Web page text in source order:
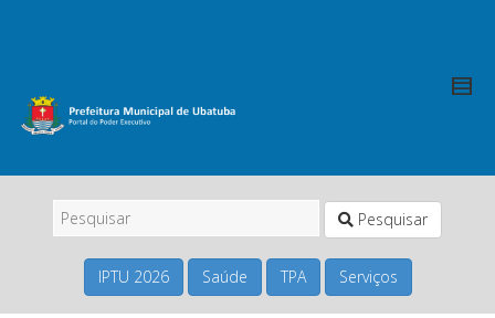
Pesquisar
IPTU 2026 Saúde TPA Serviços